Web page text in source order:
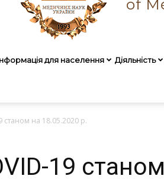
України
для населення Діяльність
станом на 18.05.2020 р.
19 станом